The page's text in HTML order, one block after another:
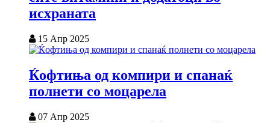
исхраната
15 Апр 2025
Ќофтиња од компири и спанаќ
полнети со моцарела
07 Апр 2025